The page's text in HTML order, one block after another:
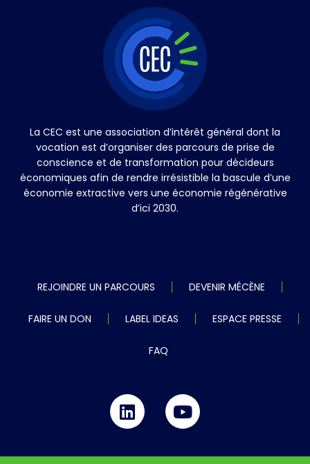
La CEC est une association d’intérêt général dont la
vocation est d’organiser des parcours de prise de
conscience et de transformation pour décideurs
économiques afin de rendre irrésistible la bascule d’une
économie extractive vers une économie régénérative
d’ici 2030.
REJOINDRE UN PARCOURS DEVENIR MÉCÈNE
FAIRE UN DON LABEL IDEAS ESPACE PRESSE
FAQ